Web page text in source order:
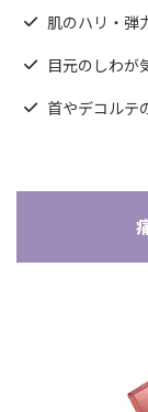
肌のハリ・弾
目元のしわが
首やデコルテ